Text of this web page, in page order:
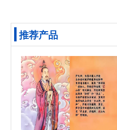
推荐产品